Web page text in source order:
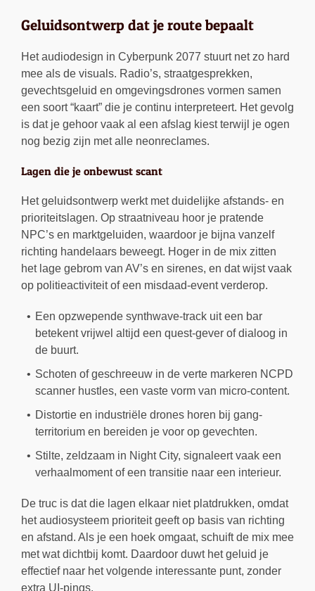
Geluidsontwerp dat je route bepaalt
Het audiodesign in Cyberpunk 2077 stuurt net zo hard
mee als de visuals. Radio’s, straatgesprekken,
gevechtsgeluid en omgevingsdrones vormen samen
een soort “kaart” die je continu interpreteert. Het gevolg
is dat je gehoor vaak al een afslag kiest terwijl je ogen
nog bezig zijn met alle neonreclames.
Lagen die je onbewust scant
Het geluidsontwerp werkt met duidelijke afstands- en
prioriteitslagen. Op straatniveau hoor je pratende
NPC’s en marktgeluiden, waardoor je bijna vanzelf
richting handelaars beweegt. Hoger in de mix zitten
het lage gebrom van AV’s en sirenes, en dat wijst vaak
op politieactiviteit of een misdaad-event verderop.
Een opzwepende synthwave-track uit een bar
betekent vrijwel altijd een quest-gever of dialoog in
de buurt.
Schoten of geschreeuw in de verte markeren NCPD
scanner hustles, een vaste vorm van micro-content.
Distortie en industriële drones horen bij gang-
territorium en bereiden je voor op gevechten.
Stilte, zeldzaam in Night City, signaleert vaak een
verhaalmoment of een transitie naar een interieur.
De truc is dat die lagen elkaar niet platdrukken, omdat
het audiosysteem prioriteit geeft op basis van richting
en afstand. Als je een hoek omgaat, schuift de mix mee
met wat dichtbij komt. Daardoor duwt het geluid je
effectief naar het volgende interessante punt, zonder
extra UI-pings.